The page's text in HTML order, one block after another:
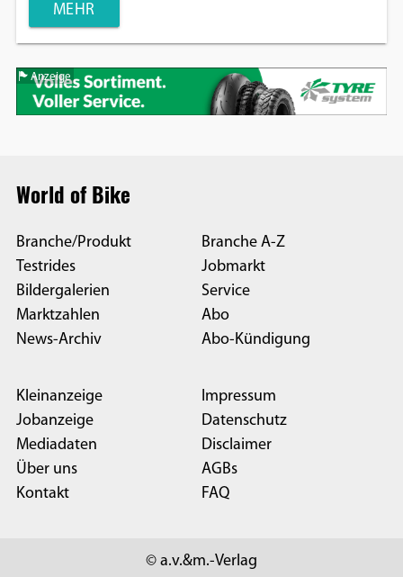
MEHR
Anzeige
World of Bike
Branche/Produkt
Testrides
Bildergalerien
Marktzahlen
News-Archiv
Branche A-Z
Jobmarkt
Service
Abo
Abo-Kündigung
Kleinanzeige
Jobanzeige
Mediadaten
Über uns
Kontakt
Impressum
Datenschutz
Disclaimer
AGBs
FAQ
© a.v.&m.-Verlag